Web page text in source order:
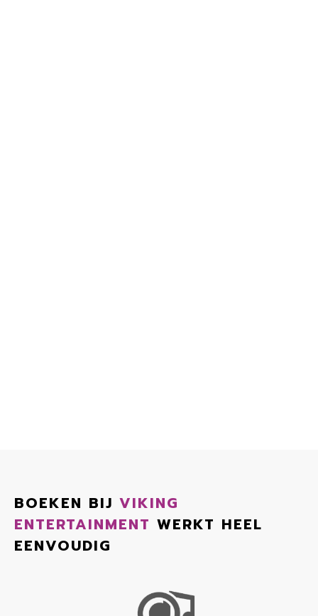
BOEKEN BIJ VIKING
ENTERTAINMENT WERKT HEEL
EENVOUDIG